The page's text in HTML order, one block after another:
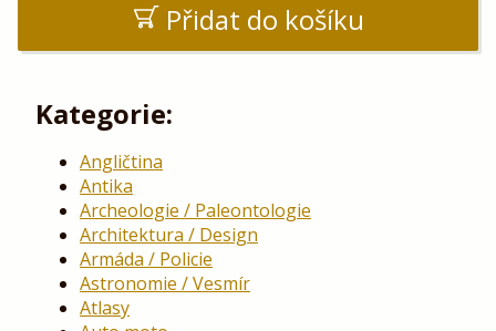
Přidat do košíku
Kategorie:
Angličtina
Antika
Archeologie / Paleontologie
Architektura / Design
Armáda / Policie
Astronomie / Vesmír
Atlasy